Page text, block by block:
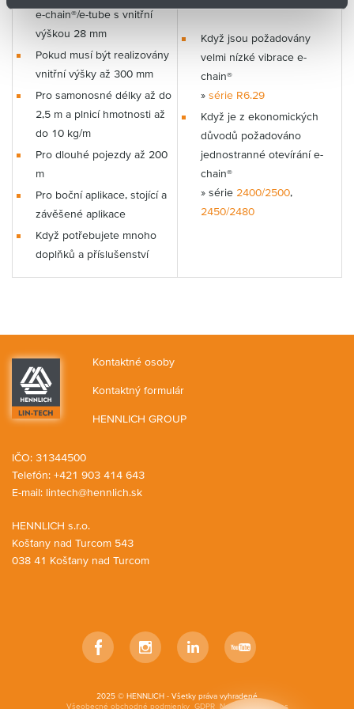
e-chain®/e-tube s vnitřní
výškou 28 mm
Pokud musí být realizovány
vnitřní výšky až 300 mm
Pro samonosné délky až do
2,5 m a plnicí hmotnosti až
do 10 kg/m
Pro dlouhé pojezdy až 200
m
Pro boční aplikace, stojící a
závěšené aplikace
Když potřebujete mnoho
doplňků a příslušenství
Když jsou požadovány
velmi nízké vibrace e-
chain®
» série R6.29
Když je z ekonomických
důvodů požadováno
jednostranné otevírání e-
chain®
» série 2400/2500,
2450/2480
Kontaktné osoby
Kontaktný formulár
HENNLICH GROUP
HENNLICH s.r.o.
Košťany nad Turcom 543
038 41 Košťany nad Turcom
IČO: 31344500
Telefón: +421 903 414 643
E-mail: lintech@hennlich.sk
2025 © HENNLICH - Všetky práva vyhradené
Všeobecné obchodné podmienky GDPR Nastavenia cookies
FacebookInstagramLinkedIn YouTube